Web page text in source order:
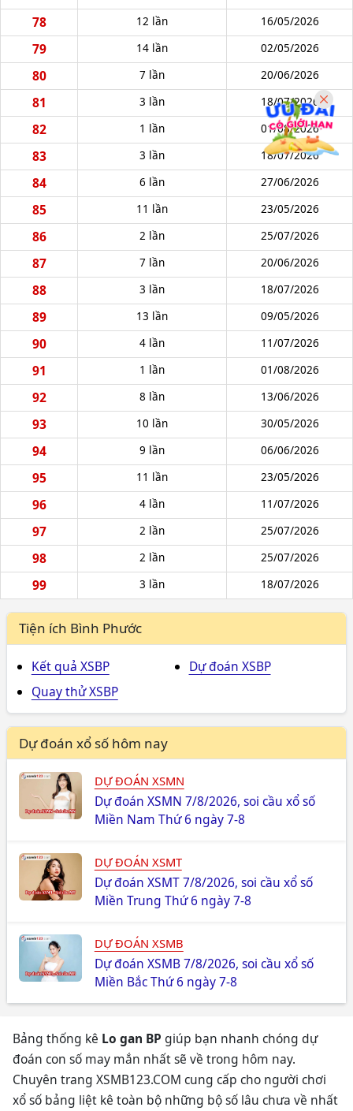
78 12 lần 16/05/2026
79 14 lần 02/05/2026
80 7 lần 20/06/2026
81 3 lần 18/07/2026
82 1 lần 01/08/2026
83 3 lần 18/07/2026
84 6 lần 27/06/2026
85 11 lần 23/05/2026
86 2 lần 25/07/2026
87 7 lần 20/06/2026
88 3 lần 18/07/2026
89 13 lần 09/05/2026
90 4 lần 11/07/2026
91 1 lần 01/08/2026
92 8 lần 13/06/2026
93 10 lần 30/05/2026
94 9 lần 06/06/2026
95 11 lần 23/05/2026
96 4 lần 11/07/2026
97 2 lần 25/07/2026
98 2 lần 25/07/2026
99 3 lần 18/07/2026
Tiện ích Bình Phước
Kết quả XSBP
Dự đoán XSBP
Quay thử XSBP
Dự đoán xổ số hôm nay
DỰ ĐOÁN XSMN
Dự đoán XSMN 7/8/2026, soi cầu xổ số
Miền Nam Thứ 6 ngày 7-8
DỰ ĐOÁN XSMT
Dự đoán XSMT 7/8/2026, soi cầu xổ số
Miền Trung Thứ 6 ngày 7-8
DỰ ĐOÁN XSMB
Dự đoán XSMB 7/8/2026, soi cầu xổ số
Miền Bắc Thứ 6 ngày 7-8
Bảng thống kê Lo gan BP giúp bạn nhanh chóng dự
đoán con số may mắn nhất sẽ về trong hôm nay.
Chuyên trang XSMB123.COM cung cấp cho người chơi
xổ số bảng liệt kê toàn bộ những bộ số lâu chưa về nhất